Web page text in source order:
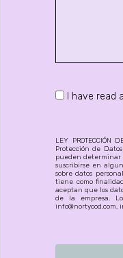
I have read
LEY
Protección de
pueden determinar
suscribirse en
sobre datos
tiene como
aceptan que los
de la empresa.